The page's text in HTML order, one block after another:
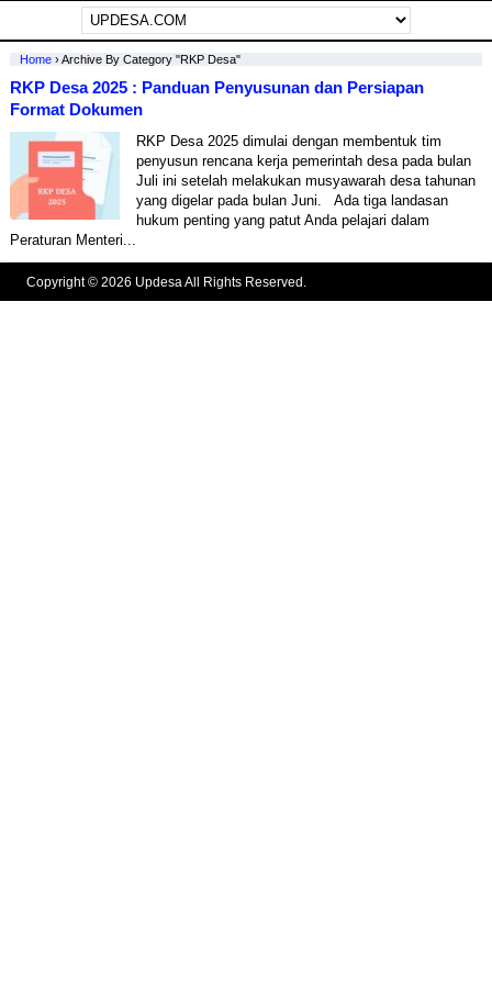
Home›Archive By Category "RKP Desa"
RKP Desa 2025 : Panduan Penyusunan dan Persiapan
Format Dokumen
RKP Desa 2025 dimulai dengan membentuk tim
penyusun rencana kerja pemerintah desa pada bulan
Juli ini setelah melakukan musyawarah desa tahunan
yang digelar pada bulan Juni. Ada tiga landasan
hukum penting yang patut Anda pelajari dalam
Peraturan Menteri...
Copyright © 2026 Updesa All Rights Reserved.